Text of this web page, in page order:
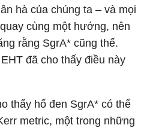
hà của chúng ta – và mọi
cùng một hướng, nên
rằng SgrA* cũng thế.
đã cho thấy điều này
thấy hố đen SgrA* có thể
metric, một trong những